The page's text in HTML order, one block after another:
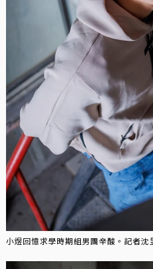
小煜回憶求學時期組男團辛酸。記者沈